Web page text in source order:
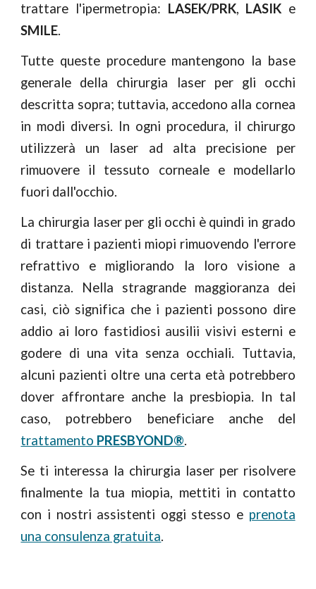
trattare l'ipermetropia: LASEK/PRK, LASIK e
SMILE.
Tutte queste procedure mantengono la base
generale della chirurgia laser per gli occhi
descritta sopra; tuttavia, accedono alla cornea
in modi diversi. In ogni procedura, il chirurgo
utilizzerà un laser ad alta precisione per
rimuovere il tessuto corneale e modellarlo
fuori dall'occhio.
La chirurgia laser per gli occhi è quindi in grado
di trattare i pazienti miopi rimuovendo l'errore
refrattivo e migliorando la loro visione a
distanza. Nella stragrande maggioranza dei
casi, ciò significa che i pazienti possono dire
addio ai loro fastidiosi ausilii visivi esterni e
godere di una vita senza occhiali. Tuttavia,
alcuni pazienti oltre una certa età potrebbero
dover affrontare anche la presbiopia. In tal
caso, potrebbero beneficiare anche del
trattamento PRESBYOND®.
Se ti interessa la chirurgia laser per risolvere
finalmente la tua miopia, mettiti in contatto
con i nostri assistenti oggi stesso e prenota
una consulenza gratuita.